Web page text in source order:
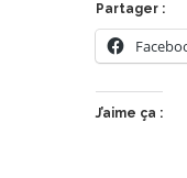
Partager :
J’aime ça :